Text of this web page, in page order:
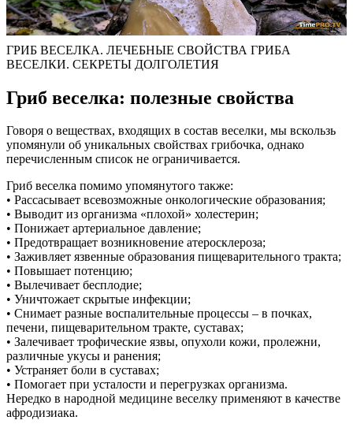
ГРИБ ВЕСЕЛКА. ЛЕЧЕБНЫЕ СВОЙСТВА ГРИБА
ВЕСЕЛКИ. СЕКРЕТЫ ДОЛГОЛЕТИЯ
Гриб веселка: полезные свойства
Говоря о веществах, входящих в состав веселки, мы вскользь
упомянули об уникальных свойствах грибочка, однако
перечисленным список не ограничивается.
Гриб веселка помимо упомянутого также:
• Рассасывает всевозможные онкологические образования;
• Выводит из организма «плохой» холестерин;
• Понижает артериальное давление;
• Предотвращает возникновение атеросклероза;
• Заживляет язвенные образования пищеварительного тракта;
• Повышает потенцию;
• Вылечивает бесплодие;
• Уничтожает скрытые инфекции;
• Снимает разные воспалительные процессы – в почках,
печени, пищеварительном тракте, суставах;
• Залечивает трофические язвы, опухоли кожи, пролежни,
различные укусы и ранения;
• Устраняет боли в суставах;
• Помогает при усталости и перегрузках организма.
Нередко в народной медицине веселку применяют в качестве
афродизиака.